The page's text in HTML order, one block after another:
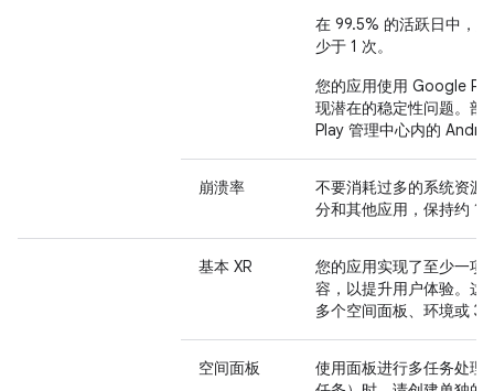
在 99.5% 的活跃日中，
少于 1 次。
您的应用使用 Google
现潜在的稳定性问题。
Play 管理中心内的
崩溃率
不要消耗过多的系统资源
分和其他应用，保持约
基本 XR
您的应用实现了至少一项
容，以提升用户体验。这
多个空间面板、环境或
空间面板
使用面板进行多任务处理